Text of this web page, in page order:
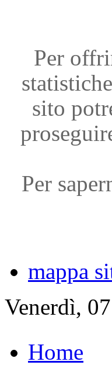
Per
sito
Per
mappa
Venerdì,
Home